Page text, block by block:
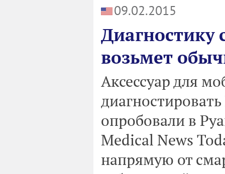
09.02.2015
Диагностику
возьмет
Аксессуар для
опробовали в
Medical News
напрямую от